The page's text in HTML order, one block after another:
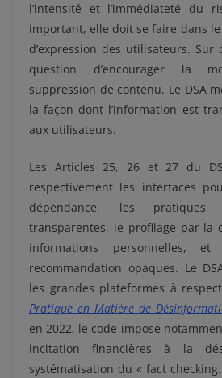
l’intensité et l’immédiateté du
important, elle doit se faire dans
d’expression des utilisateurs. Sur
question d’encourager la
suppression de contenu. Le DSA
la façon dont l’information est
aux utilisateurs.
Les Articles 25, 26 et 27 du
respectivement les interfaces
dépendance, les pratiques
transparentes, le profilage par la
informations personnelles,
recommandation opaques. Le
les grandes plateformes à
Pratique en Matière de
en 2022, le code impose
incitation financières à la
systématisation du « fact